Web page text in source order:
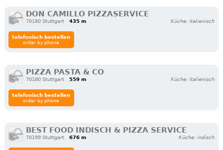
DON CAMILLO PIZZASERVICE
70180 Stuttgart 435 m Küche: italienisch
telefonisch bestellen
order by phone
PIZZA PASTA & CO
70180 Stuttgart 559 m Küche: italienisch
telefonisch bestellen
order by phone
BEST FOOD INDISCH & PIZZA SERVICE
70199 Stuttgart 676 m Küche: indisch